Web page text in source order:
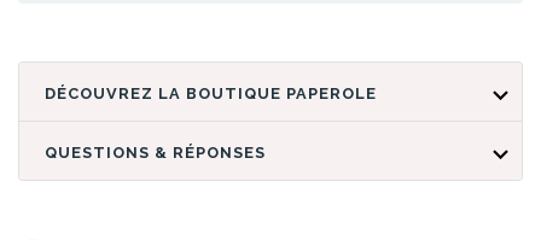
DÉCOUVREZ LA BOUTIQUE PAPEROLE
QUESTIONS & RÉPONSES